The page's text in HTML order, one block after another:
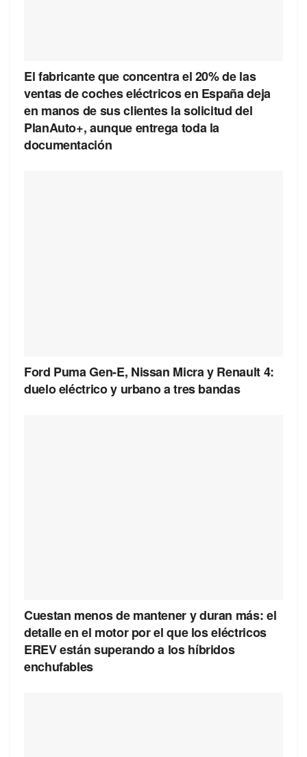
El fabricante que concentra el 20% de las
ventas de coches eléctricos en España deja
en manos de sus clientes la solicitud del
PlanAuto+, aunque entrega toda la
documentación
Ford Puma Gen-E, Nissan Micra y Renault 4:
duelo eléctrico y urbano a tres bandas
Cuestan menos de mantener y duran más: el
detalle en el motor por el que los eléctricos
EREV están superando a los híbridos
enchufables